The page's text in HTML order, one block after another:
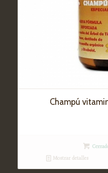
Champú
Mostrar detalles